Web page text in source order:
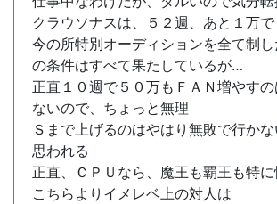
クラウソナスは、５２週、あと１万で
今の所特別オーディションを全て制
の条件はすべて果たしているが…
正直１０週で５０万もＦＡＮ増やす
ないので、ちょっと無理
Ｓまで上げるのはやはり無敗で行か
思われる
正直、ＣＰＵなら、魔王も覇王も特に
こちらよりイメレベ上の対人は